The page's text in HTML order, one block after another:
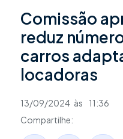
Comissão
reduz
carros
locadoras
13/09/2024 às
11:36
Compartilhe: